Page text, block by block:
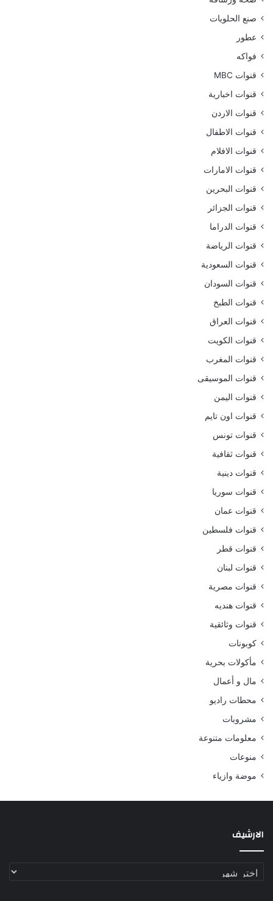
صنع الحلويات
عطور
فواكه
قنوات MBC
قنوات اخبارية
قنوات الاردن
قنوات الاطفال
قنوات الافلام
قنوات الامارات
قنوات البحرين
قنوات الجزائر
قنوات الدراما
قنوات الرياضة
قنوات السعودية
قنوات السودان
قنوات الطبخ
قنوات العراق
قنوات الكويت
قنوات المغرب
قنوات الموسيقى
قنوات اليمن
قنوات اون تايم
قنوات تونس
قنوات ثقافية
قنوات دينية
قنوات سوريا
قنوات عمان
قنوات فلسطين
قنوات قطر
قنوات لبنان
قنوات مصرية
قنوات هنديه
قنوات وثائقية
كوبونات
مأكولات بحرية
مال و أعمال
محطات راديو
مشروبات
معلومات متنوعة
منوعات
موضة وازياء
الارشيف
الارشيف